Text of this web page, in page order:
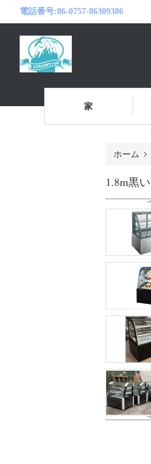
電話番号:86-0757-86309386
家
ホーム
1.8m黒